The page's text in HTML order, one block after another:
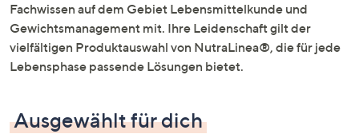
Fachwissen auf dem Gebiet Lebensmittelkunde und
Gewichtsmanagement mit. Ihre Leidenschaft gilt der
vielfältigen Produktauswahl von NutraLinea®, die für jede
Lebensphase passende Lösungen bietet.
Ausgewählt für dich